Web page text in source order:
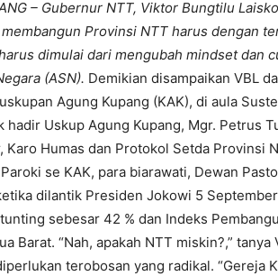
– Gubernur NTT, Viktor Bungtilu
Provinsi NTT harus dengan
dimulai dari mengubah mindset dan
(ASN). Demikian disampaikan VBL
Agung Kupang (KAK), di aula
hadir Uskup Agung Kupang, Mgr. Petrus
Karo Humas dan Protokol Setda Provinsi
se KAK, para biarawati, Dewan
dilantik Presiden Jokowi 5
sebesar 42 % dan Indeks
Barat. “Nah, apakah NTT miskin?,”
terobosan yang radikal. “Gereja